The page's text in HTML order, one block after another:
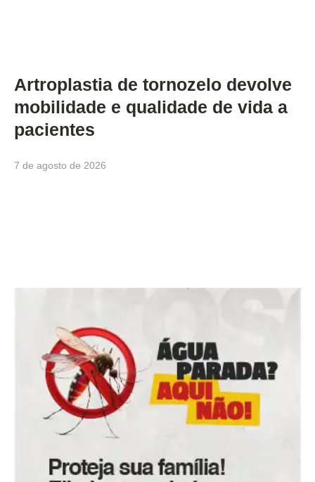
Artroplastia de tornozelo devolve
mobilidade e qualidade de vida a
pacientes
7 de agosto de 2026